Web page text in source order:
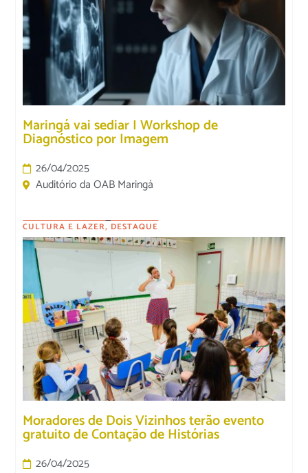
Maringá vai sediar I Workshop de
Diagnóstico por Imagem
26/04/2025
Auditório da OAB Maringá
CULTURA E LAZER, DESTAQUE
Moradores de Dois Vizinhos terão evento
gratuito de Contação de Histórias
26/04/2025